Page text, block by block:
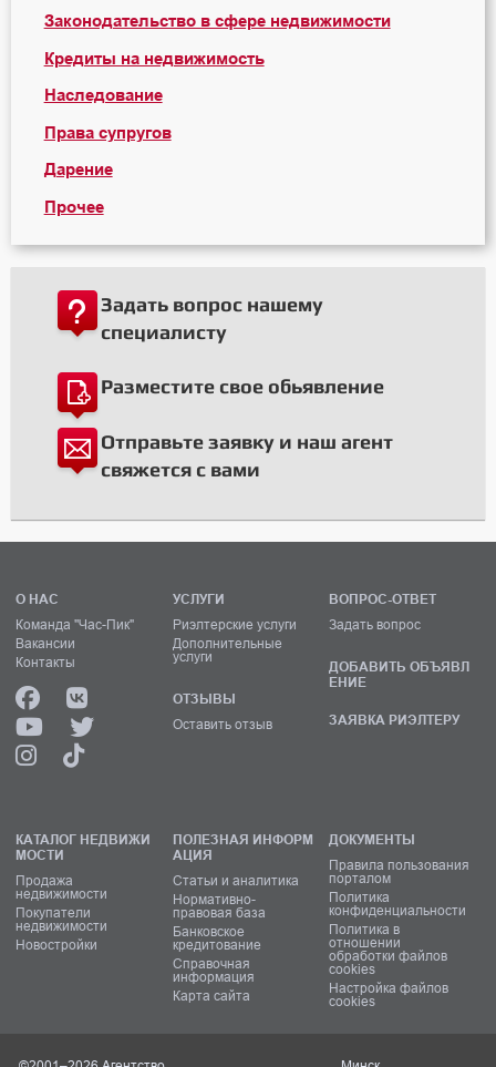
Законодательство в сфере недвижимости
Кредиты на недвижимость
Наследование
Права супругов
Дарение
Прочее
Задать вопрос нашему
специалисту
Разместите свое обьявление
Отправьте заявку и наш агент
свяжется с вами
О НАС
Команда "Час-Пик"
Вакансии
Контакты
УСЛУГИ
Риэлтерские услуги
Дополнительные
услуги
ОТЗЫВЫ
Оставить отзыв
ВОПРОС-ОТВЕТ
Задать вопрос
ДОБАВИТЬ ОБЪЯВЛ
ЕНИЕ
ЗАЯВКА РИЭЛТЕРУ
КАТАЛОГ НЕДВИЖИ
МОСТИ
Продажа
недвижимости
Покупатели
недвижимости
Новостройки
ПОЛЕЗНАЯ ИНФОРМ
АЦИЯ
Статьи и аналитика
Нормативно-
правовая база
Банковское
кредитование
Справочная
информация
Карта сайта
ДОКУМЕНТЫ
Правила пользования
порталом
Политика
конфиденциальности
Политика в
отношении
обработки файлов
cookies
Настройка файлов
cookies